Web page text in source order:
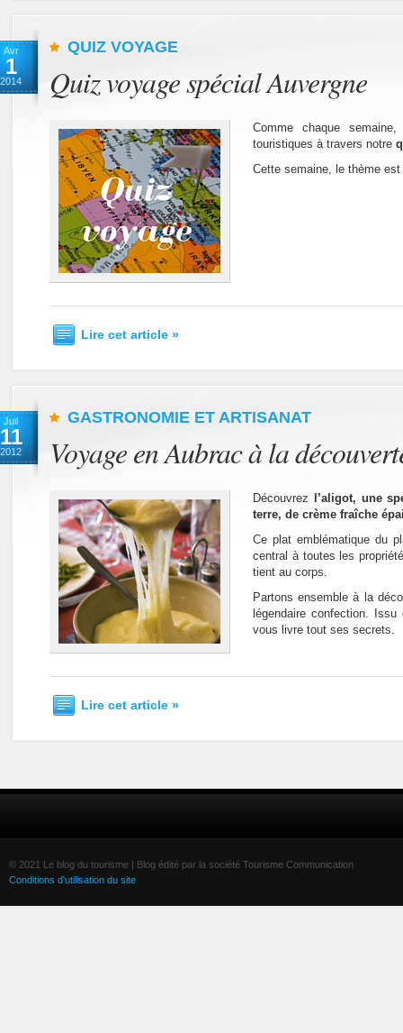
Avr
1
2014
QUIZ VOYAGE
Quiz voyage spécial Auvergne
Comme chaque
touristiques à travers notre
Cette semaine, le thème est
Lire cet article »
Juil
11
2012
GASTRONOMIE ET ARTISANAT
Voyage en Aubrac à la
Découvrez
l’aligot, une
terre, de crème fraîche
Ce plat emblématique du
central à toutes les
tient au corps.
Partons ensemble à la
légendaire confection. Issu
vous livre tout ses secrets.
Lire cet article »
© 2021 Le blog du tourisme | Blog édité par la société Tourisme Communication
Conditions d'utilisation du site